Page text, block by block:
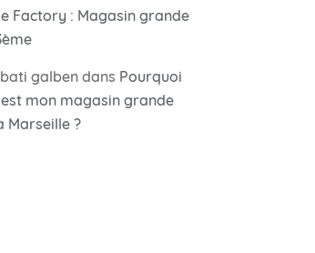
Factory : Magasin grande
galben dans Pourquoi
mon magasin grande
Marseille ?